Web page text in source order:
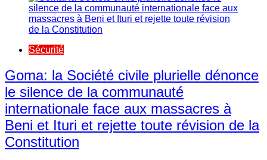
Sécurité
Goma: la Société civile plurielle dénonce
le silence de la communauté
internationale face aux massacres à
Beni et Ituri et rejette toute révision de la
Constitution